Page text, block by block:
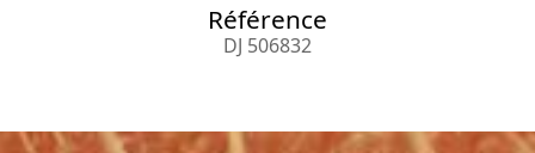
Référence
DJ 506832